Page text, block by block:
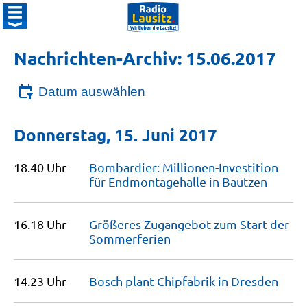
Nachrichten-Archiv: 15.06.2017
Datum auswählen
Donnerstag, 15. Juni 2017
18.40 Uhr
Bombardier: Millionen-Investition
für Endmontagehalle in Bautzen
16.18 Uhr
Größeres Zugangebot zum Start der
Sommerferien
14.23 Uhr Bosch plant Chipfabrik in Dresden